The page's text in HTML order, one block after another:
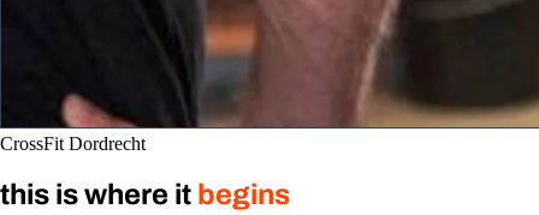
CrossFit Dordrecht
this is where it begins